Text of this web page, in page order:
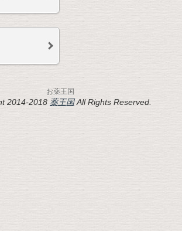
お薬王国
2014-2018 薬王国All Rights Reserved.